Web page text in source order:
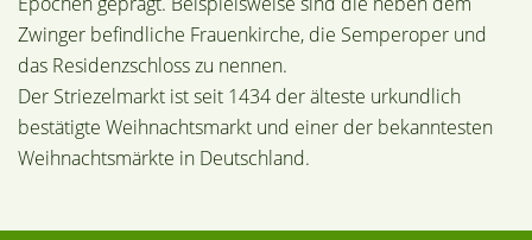
Zwinger befindliche Frauenkirche, die Semperoper und
das Residenzschloss zu nennen.
Der Striezelmarkt ist seit 1434 der älteste urkundlich
bestätigte Weihnachtsmarkt und einer der bekanntesten
Weihnachtsmärkte in Deutschland.